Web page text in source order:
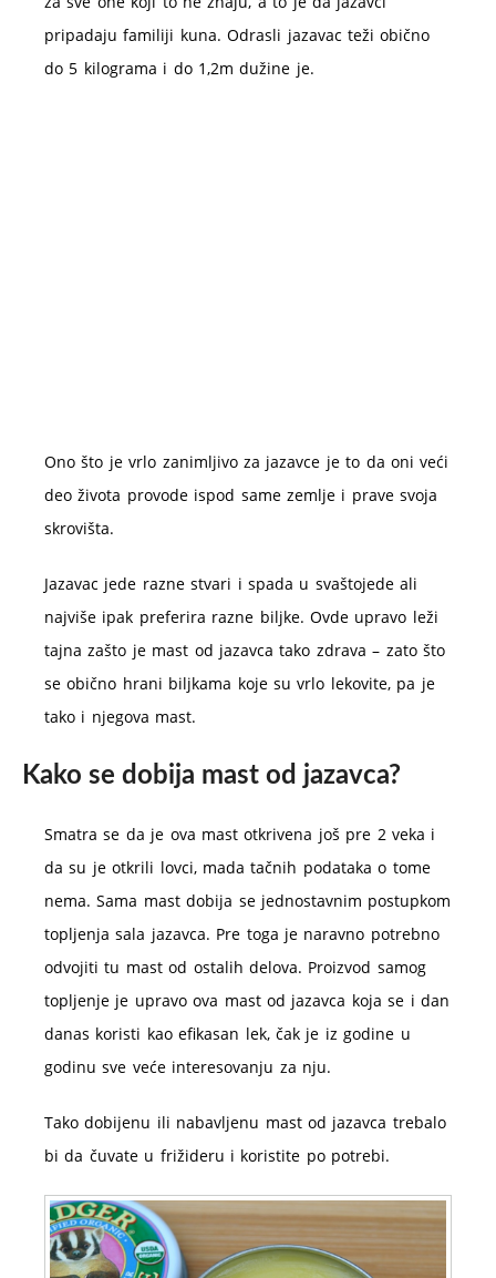
pripadaju familiji kuna. Odrasli jazavac teži obično
do 5 kilograma i do 1,2m dužine je.
Ono što je vrlo zanimljivo za jazavce je to da oni veći
deo života provode ispod same zemlje i prave svoja
skrovišta.
Jazavac jede razne stvari i spada u svaštojede ali
najviše ipak preferira razne biljke. Ovde upravo leži
tajna zašto je mast od jazavca tako zdrava – zato što
se obično hrani biljkama koje su vrlo lekovite, pa je
tako i njegova mast.
Kako se dobija mast od jazavca?
Smatra se da je ova mast otkrivena još pre 2 veka i
da su je otkrili lovci, mada tačnih podataka o tome
nema. Sama mast dobija se jednostavnim postupkom
topljenja sala jazavca. Pre toga je naravno potrebno
odvojiti tu mast od ostalih delova. Proizvod samog
topljenje je upravo ova mast od jazavca koja se i dan
danas koristi kao efikasan lek, čak je iz godine u
godinu sve veće interesovanju za nju.
Tako dobijenu ili nabavljenu mast od jazavca trebalo
bi da čuvate u frižideru i koristite po potrebi.